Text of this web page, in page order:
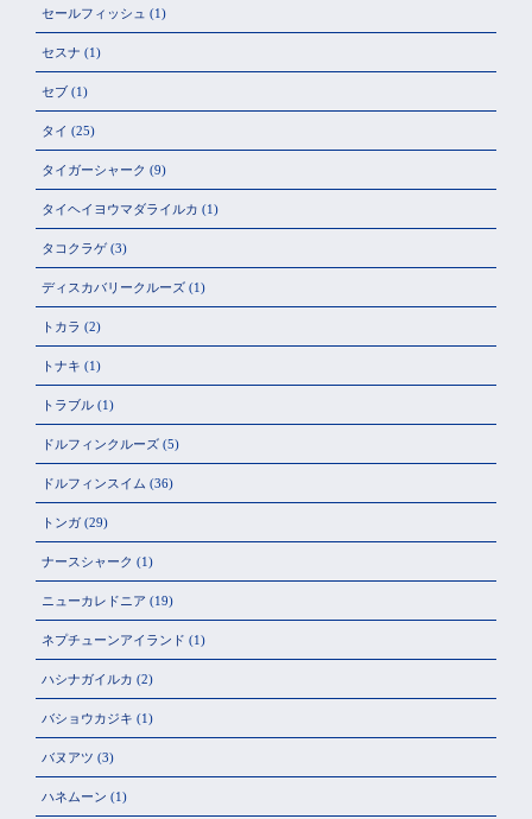
セールフィッシュ (1)
セスナ (1)
セブ (1)
タイ (25)
タイガーシャーク (9)
タイヘイヨウマダライルカ (1)
タコクラゲ(3)
ディスカバリークルーズ (1)
トカラ (2)
トナキ (1)
トラブル (1)
ドルフィンクルーズ (5)
ドルフィンスイム (36)
トンガ (29)
ナースシャーク (1)
ニューカレドニア (19)
ネプチューンアイランド (1)
ハシナガイルカ (2)
バショウカジキ (1)
バヌアツ (3)
ハネムーン (1)